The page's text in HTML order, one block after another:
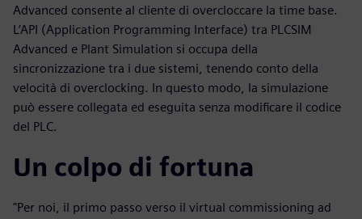
Advanced consente al cliente di overcloccare la time base.
L’API (Application Programming Interface) tra PLCSIM
Advanced e Plant Simulation si occupa della
sincronizzazione tra i due sistemi, tenendo conto della
velocità di overclocking. In questo modo, la simulazione
può essere collegata ed eseguita senza modificare il codice
del PLC.
Un colpo di fortuna
"Per noi, il primo passo verso il virtual commissioning ad